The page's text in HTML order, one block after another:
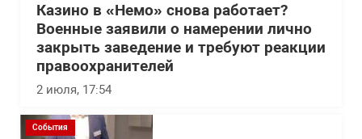
Казино в «Немо» снова работает?
Военные заявили о намерении лично
закрыть заведение и требуют реакции
правоохранителей
2 июля, 17:54
События